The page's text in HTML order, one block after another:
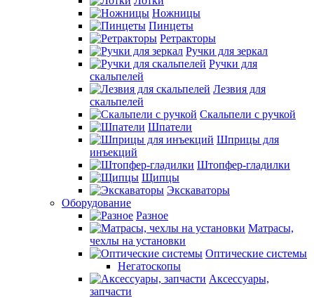
Ножницы
Пинцеты
Ретракторы
Ручки для зеркал
Ручки для
скальпелей
Лезвия для
скальпелей
Скальпели с ручкой
Шпатели
Шприцы для
инъекций
Штопфер-гладилки
Щипцы
Экскаваторы
Оборудование
Разное
Матрасы,
чехлы на установки
Оптические системы
Негатоскопы
Аксессуары,
запчасти